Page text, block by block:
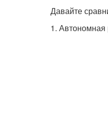
Давайте
1. Автономная